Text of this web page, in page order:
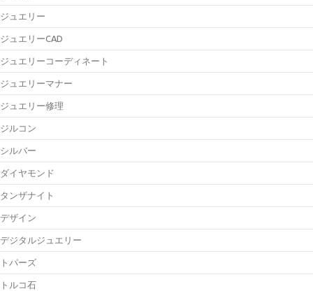
ジュエリー
ジュエリーCAD
ジュエリーコーディネート
ジュエリーマナー
ジュエリー修理
ジルコン
シルバー
ダイヤモンド
タンザナイト
デザイン
デジタルジュエリー
トパーズ
トルコ石